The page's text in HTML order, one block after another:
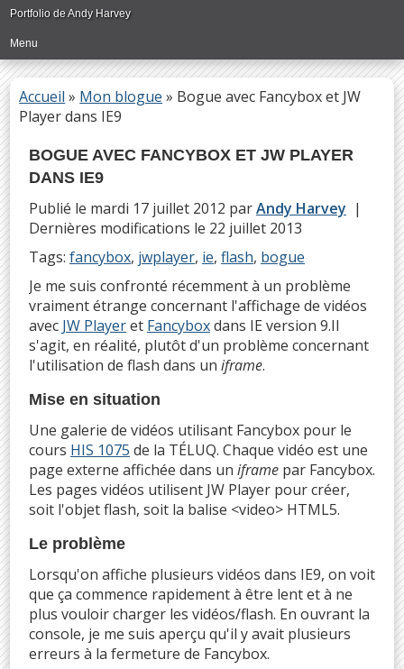
Passer
au
contenu
principal
Portfolio de Andy Harvey
Menu
Accueil » Mon blogue » Bogue avec Fancybox et JW
Player dans IE9
BOGUE AVEC FANCYBOX ET JW PLAYER
DANS IE9
Publié le mardi 17 juillet 2012 parAndy Harvey |
Dernières modifications le 22 juillet 2013
Tags: fancybox, jwplayer, ie, flash, bogue
Je me suis confronté récemment à un problème
vraiment étrange concernant l'affichage de vidéos
avec JW Playeret Fancyboxdans IE version 9.Il
s'agit, en réalité, plutôt d'un problème concernant
l'utilisation de flash dans un iframe.
Mise en situation
Une galerie de vidéos utilisant Fancybox pour le
cours HIS 1075 de la TÉLUQ. Chaque vidéo est une
page externe affichée dans un iframepar Fancybox.
Les pages vidéos utilisent JW Player pour créer,
soit l'objet flash, soit la balise <video> HTML5.
Le problème
Lorsqu'on affiche plusieurs vidéos dans IE9, on voit
que ça commence rapidement à être lent et à ne
plus vouloir charger les vidéos/flash. En ouvrant la
console, je me suis aperçu qu'il y avait plusieurs
erreurs à la fermeture de Fancybox.